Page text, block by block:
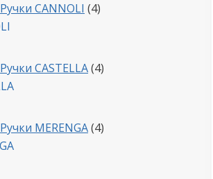
Ручки CANNOLI 4товара
Ручки CASTELLA 4товара
Ручки MERENGA 4товара